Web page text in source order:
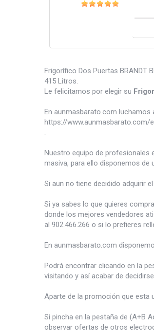
Frigorífico Dos Puertas BRANDT
415 Litros.
Le felicitamos por elegir su
En aunmasbarato.com luchamos
https://
.
Nuestro equipo de profesionales
masiva, para ello disponemos de
Si aun no tiene decidido adquirir
Si ya sabes lo que quieres
donde los mejores vendedores
al 902.466.266 o si lo prefieres
En aunmasbarato.com
Podrá encontrar clicando en la
visitando y así acabar de
Aparte de la promoción que esta
Si pincha en la pestaña de (A+B
observar ofertas de otros